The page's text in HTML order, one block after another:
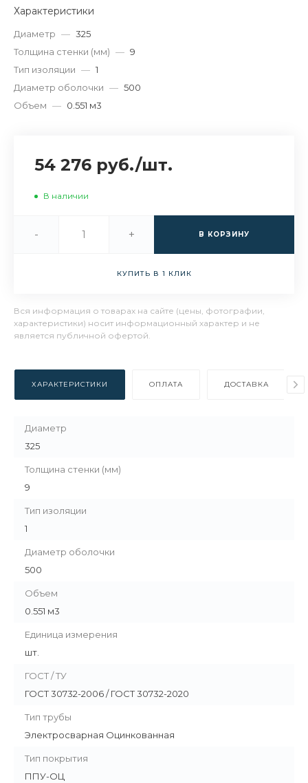
Характеристики
Диаметр — 325
Толщина стенки (мм) — 9
Тип изоляции — 1
Диаметр оболочки — 500
Объем — 0.551 м3
54 276 руб./шт.
В наличии
- + В КОРЗИНУ
КУПИТЬ В 1 КЛИК
Вся информация о товарах на сайте (цены, фотографии,
характеристики) носит информационный характер и не
является публичной офертой.
ХАРАКТЕРИСТИКИ ОПЛАТА ДОСТАВКА
Диаметр
325
Толщина стенки (мм)
9
Тип изоляции
1
Диаметр оболочки
500
Объем
0.551 м3
Единица измерения
шт.
ГОСТ / ТУ
ГОСТ 30732-2006 / ГОСТ 30732-2020
Тип трубы
Электросварная Оцинкованная
Тип покрытия
ППУ-ОЦ